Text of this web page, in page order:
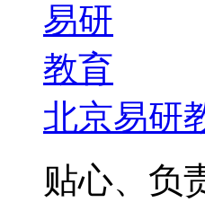
北京易研
贴心、负